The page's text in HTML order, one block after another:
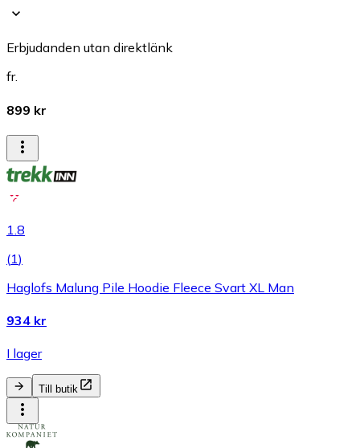
Erbjudanden utan direktlänk
fr.
899 kr
1.8
(1)
Haglofs Malung Pile Hoodie Fleece Svart XL Man
934 kr
I lager
Till butik